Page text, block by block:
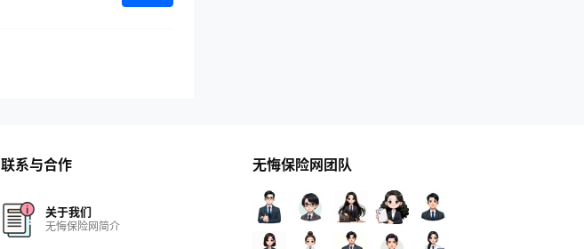
联系与合作
关于我们
无悔保险网简介
无悔保险网团队